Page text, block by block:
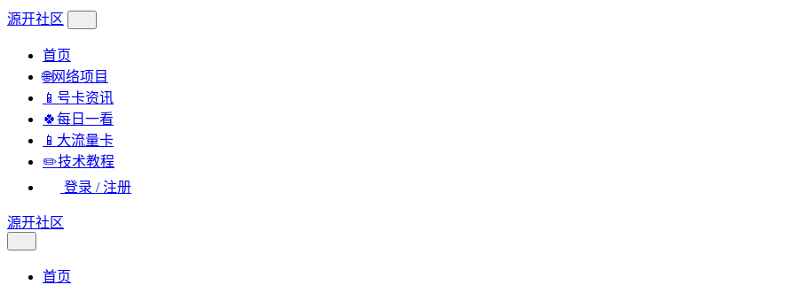
源开社区
首页
🌐网络项目
📱号卡资讯
🍀每日一看
📱大流量卡
✏️技术教程
登录 / 注册
源开社区
首页